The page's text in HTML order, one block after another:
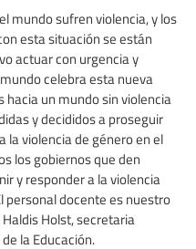
mundo sufren violencia, y los
esta situación se están
actuar con urgencia y
celebra esta nueva
hacia un mundo sin violencia
y decididos a proseguir
la violencia de género en el
los gobiernos que den
y responder a la violencia
personal docente es nuestro
Holst, secretaria
la Educación.